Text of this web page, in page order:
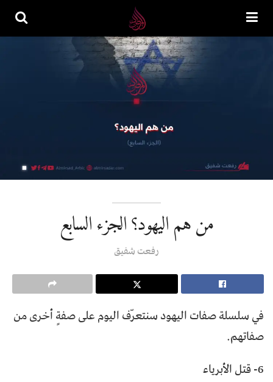
من هم اليهود؟ الجزء السابع
رفعت شفيق
في سلسلة صفات اليهود سنتعرّف اليوم على صفةٍ أخرى من
صفاتهم.
6- قتل الأبرياء